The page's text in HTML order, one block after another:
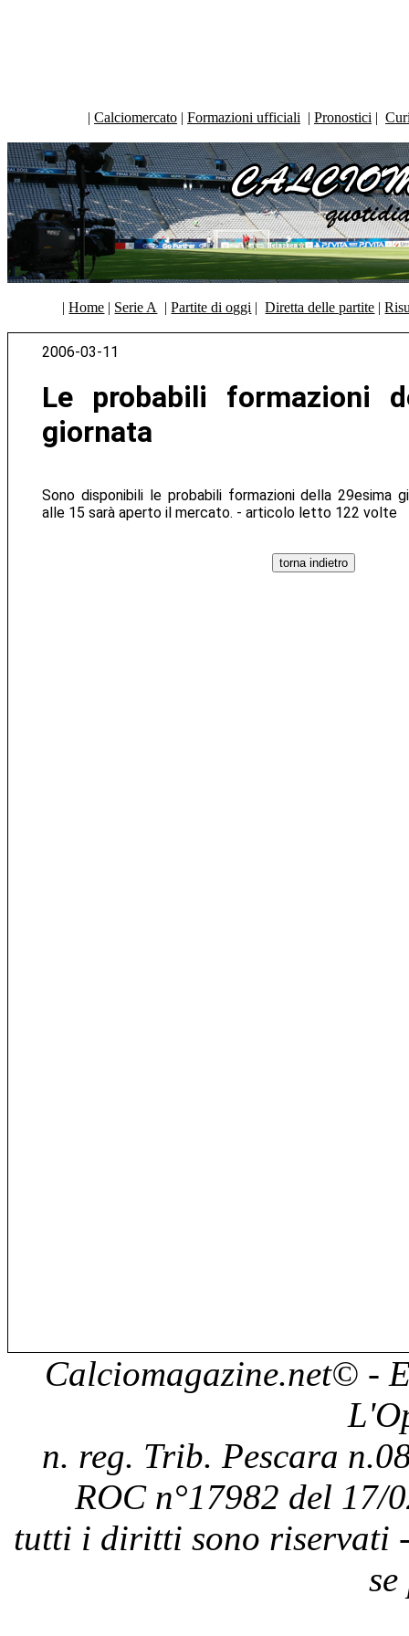
| Calciomercato | Formazioni ufficiali | Pronostici |
|Home | Serie A |Partite di oggi |Diretta delle partite |
2006-03-11
Le probabili formazioni
giornata
Sono disponibili le probabili formazioni della 29esima
alle 15 sarà aperto il mercato. - articolo letto 122 volte
Calciomagazine.net© -
n. reg. Trib. Pescara
ROC n°17982 del 17/
tutti i diritti sono riservati